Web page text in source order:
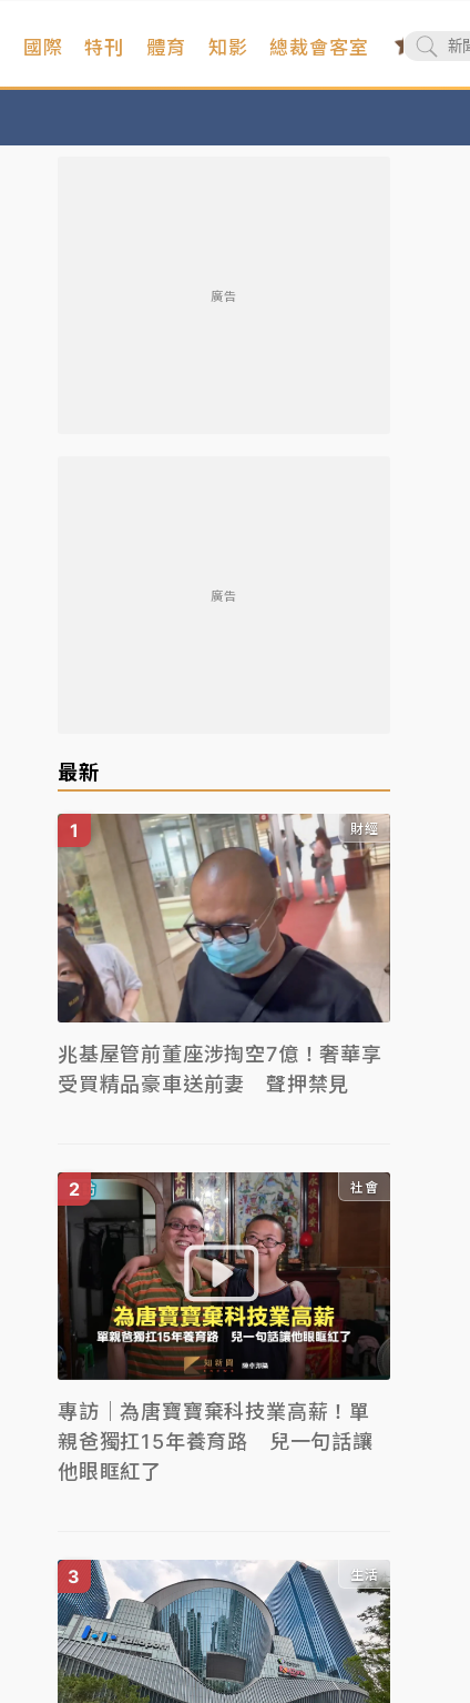
國際 特刊 體育 知影 總裁會客室
廣告
廣告
最新
財經
兆基屋管前董座涉掏空7億！奢華享
受買精品豪車送前妻 聲押禁見
社會
專訪｜為唐寶寶棄科技業高薪！單
親爸獨扛15年養育路 兒一句話讓
他眼眶紅了
生活